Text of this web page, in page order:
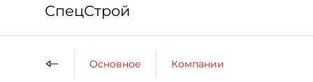
СпецСтрой
Основное Компании